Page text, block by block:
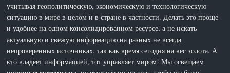
учитывая геополитическую, экономическую и технологическую
ситуацию в мире в целом и в стране в частности. Делать это проще
и удобнее на одном консолидированном ресурсе, а не искать
актуальную и свежую информацию на разных не всегда
непроверенных источниках, так как время сегодня на вес золота. А
кто владеет информацией, тот управляет миром! Мы освещаем